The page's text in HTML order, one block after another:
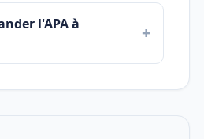
l'APA à